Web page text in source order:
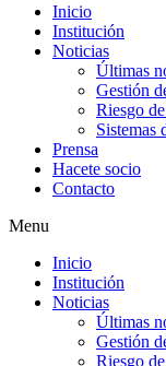
Inicio
Institución
Noticias
Últimas
Gestión
Riesgo
Sistemas
Prensa
Hacete socio
Contacto
Menu
Inicio
Institución
Noticias
Últimas
Gestión
Riesgo